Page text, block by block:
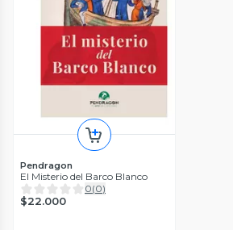
Pendragon
El Misterio del Barco Blanco
0(0)
$22.000